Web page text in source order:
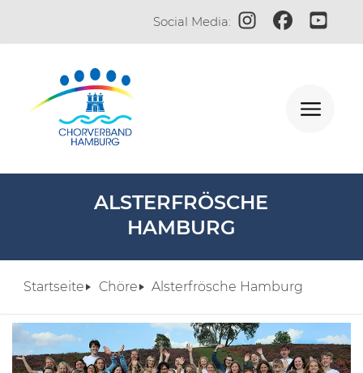
Social Media: Zum Instagram-
Zur Zum
ALSTERFRÖSCHE
HAMBURG
Startseite Chöre Alsterfrösche Hamburg